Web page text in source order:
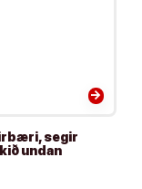
arrow_forward
segir
undan